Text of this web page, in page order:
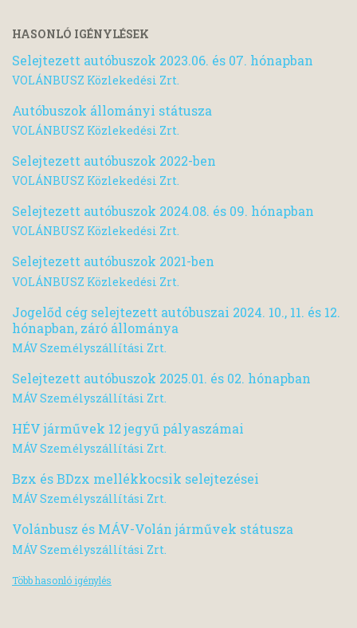
HASONLÓ IGÉNYLÉSEK
Selejtezett autóbuszok 2023.06. és 07. hónapban
VOLÁNBUSZ Közlekedési Zrt.
Autóbuszok állományi státusza
VOLÁNBUSZ Közlekedési Zrt.
Selejtezett autóbuszok 2022-ben
VOLÁNBUSZ Közlekedési Zrt.
Selejtezett autóbuszok 2024.08. és 09. hónapban
VOLÁNBUSZ Közlekedési Zrt.
Selejtezett autóbuszok 2021-ben
VOLÁNBUSZ Közlekedési Zrt.
Jogelőd cég selejtezett autóbuszai 2024. 10., 11. és 12.
hónapban, záró állománya
MÁV Személyszállítási Zrt.
Selejtezett autóbuszok 2025.01. és 02. hónapban
MÁV Személyszállítási Zrt.
HÉV járművek 12 jegyű pályaszámai
MÁV Személyszállítási Zrt.
Bzx és BDzx mellékkocsik selejtezései
MÁV Személyszállítási Zrt.
Volánbusz és MÁV-Volán járművek státusza
MÁV Személyszállítási Zrt.
Több hasonló igénylés